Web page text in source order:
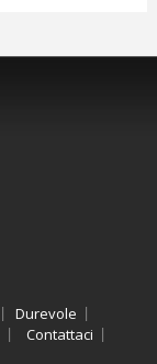
Durevole
Contattaci